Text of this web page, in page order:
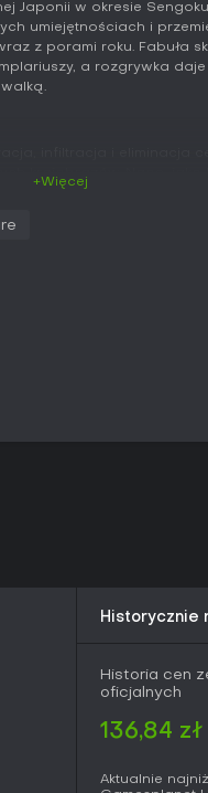
Japonii w okresie
umiejętnościach i
z porami roku. Fabuła
a rozgrywka
ukryte ostrze, noże
Dzięki tym narzędziom
korzyści funkcjonalne i
zadania, wybierając
wyzwania bojowe
głównej fabuły.
+Więcej
Historycznie
Historia cen
oficjalnych
136,84 zł
Aktualnie